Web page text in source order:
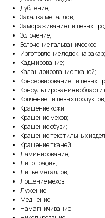
Дубление;
Закалка металлов;
Замораживание пищевых
Золочение;
Золочение гальваническое;
Изготовление лодок на заказ;
Кадмирование;
Каландрирование тканей;
Консервирование пищевых
Консультирование в
Копчение пищевых продуктов;
Крашение кожи;
Крашение мехов;
Крашение обуви;
Крашение текстильных
Крашение тканей;
Ламинирование;
Литография;
Литье металлов;
Лощение мехов;
Лужение;
Меднение;
Намагничивание;